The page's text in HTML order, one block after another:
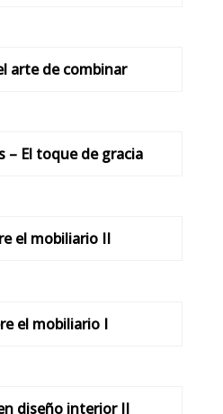
arte de combinar
– El toque de gracia
el mobiliario II
el mobiliario I
diseño interior II